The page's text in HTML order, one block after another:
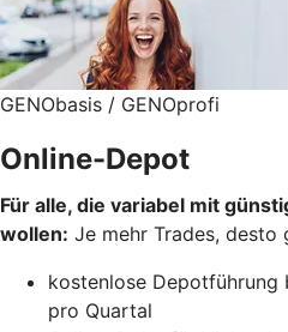
GENObasis / GENOprofi
Online-Depot
Für alle, die variabel mit
wollen: Je mehr Trades, desto
kostenlose Depotführung
pro Quartal